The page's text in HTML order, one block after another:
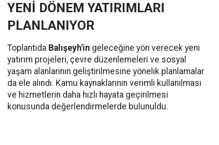
YENİ DÖNEM YATIRIMLARI
PLANLANIYOR
Toplantıda Balışeyh'in geleceğine yön verecek yeni
yatırım projeleri, çevre düzenlemeleri ve sosyal
yaşam alanlarının geliştirilmesine yönelik planlamalar
da ele alındı. Kamu kaynaklarının verimli kullanılması
ve hizmetlerin daha hızlı hayata geçirilmesi
konusunda değerlendirmelerde bulunuldu.